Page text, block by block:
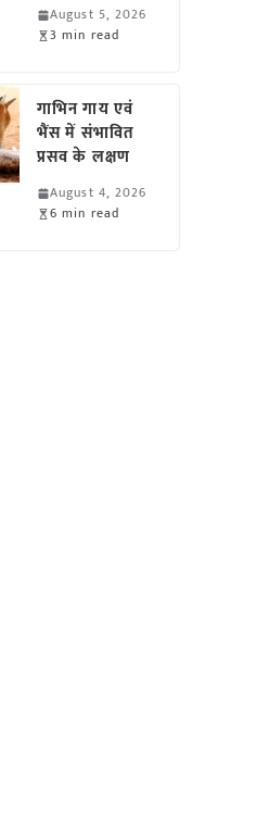
August 5, 2026
3 min read
गाभिन गाय एवं
भैंस में संभावित
प्रसव के लक्षण
August 4, 2026
6 min read